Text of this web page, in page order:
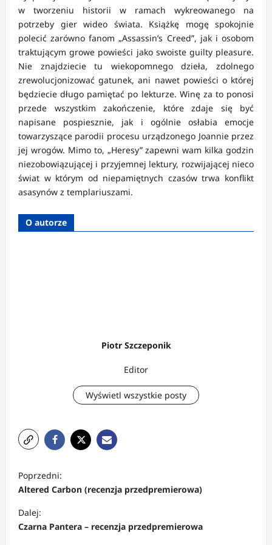
w tworzeniu historii w ramach wykreowanego na
potrzeby gier wideo świata. Książkę mogę spokojnie
polecić zarówno fanom „Assassin’s Creed”, jak i osobom
traktującym growe powieści jako swoiste guilty pleasure.
Nie znajdziecie tu wiekopomnego dzieła, zdolnego
zrewolucjonizować gatunek, ani nawet powieści o której
będziecie długo pamiętać po lekturze. Winę za to ponosi
przede wszystkim zakończenie, które zdaje się być
napisane pospiesznie, jak i ogólnie osłabia emocje
towarzyszące parodii procesu urządzonego Joannie przez
jej wrogów. Mimo to, „Heresy” zapewni wam kilka godzin
niezobowiązującej i przyjemnej lektury, rozwijającej nieco
świat w którym od niepamiętnych czasów trwa konflikt
asasynów z templariuszami.
O autorze
Piotr Szczeponik
Editor
Wyświetl wszystkie posty
o
b
a
Poprzedni:
Altered Carbon (recenzja przedpremierowa)
Dalej:
Czarna Pantera – recenzja przedpremierowa